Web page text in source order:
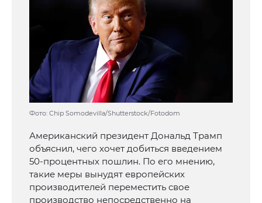
Фото: Chip Somodevilla/Shutterstock/Fotodom
Американский президент Дональд Трамп
объяснил, чего хочет добиться введением
50-процентных пошлин. По его мнению,
такие меры вынудят европейских
производителей переместить свое
производство непосредственно на